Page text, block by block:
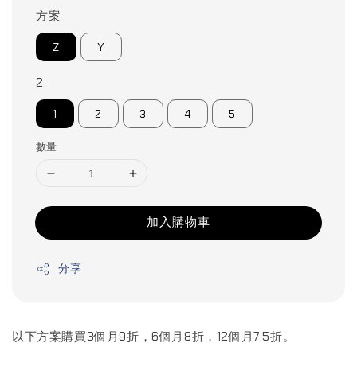
方案
Z Y
2.
1 2 3 4 5
數量
加入購物車
分享
以下方案購買3個月9折，6個月8折，12個月7.5折。